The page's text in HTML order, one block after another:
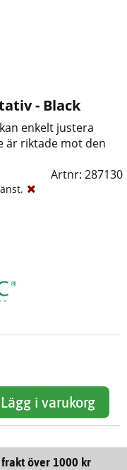
- Black
enkelt justera
är riktade mot den
Artnr:287130
Lägg i varukorg
frakt över 1000 kr